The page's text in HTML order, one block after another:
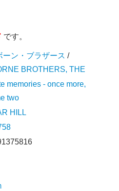
です。
ーン・ブラザース /
BROTHERS, THE
memories - once more,
two
HILL